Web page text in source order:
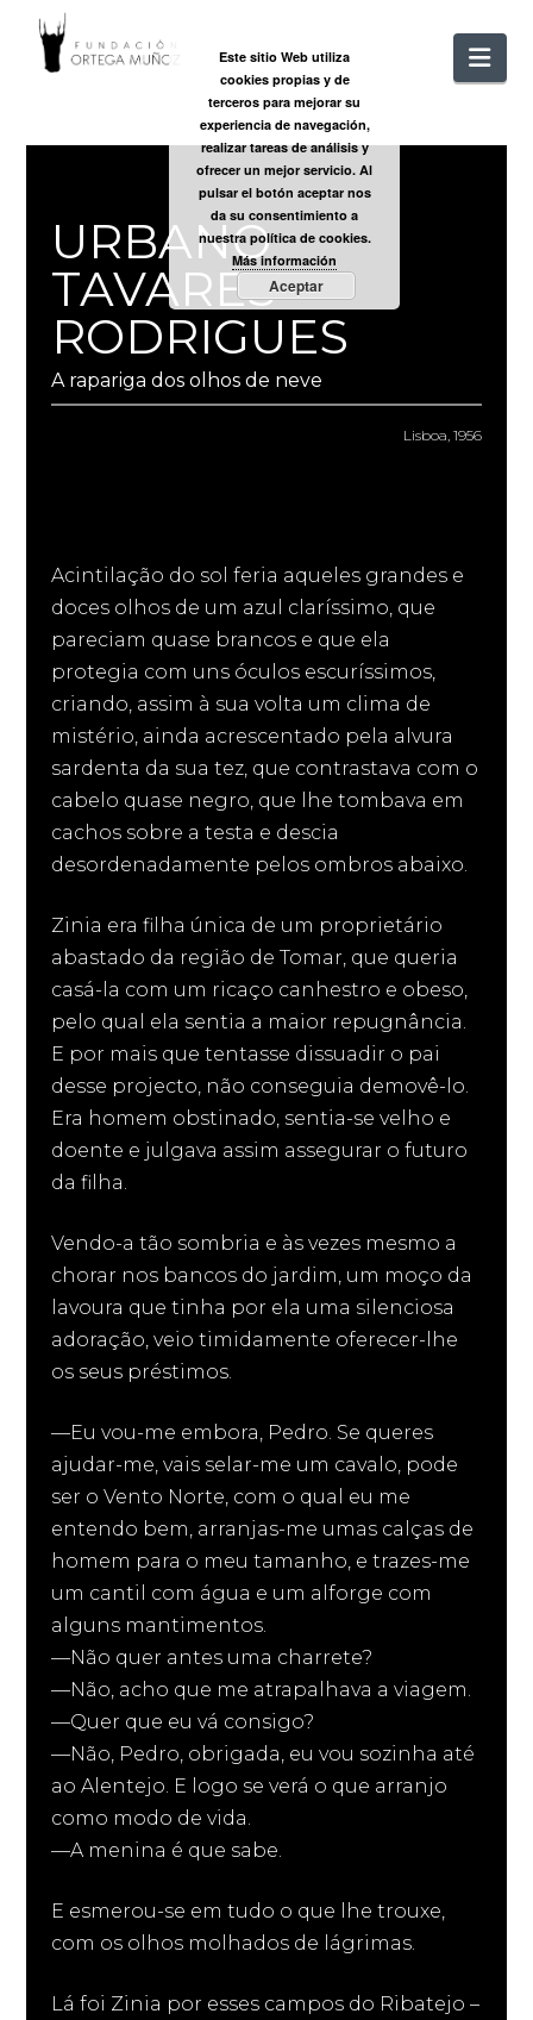
ORTEGA
MUÑOZ
URBANO
TAVARES
RODRIGUES
A rapariga dos olhos de neve
Lisboa, 1956
Acintilação do sol feria aqueles grandes e
doces olhos de um azul claríssimo, que
pareciam quase brancos e que ela
protegia com uns óculos escuríssimos,
criando, assim à sua volta um clima de
mistério, ainda acrescentado pela alvura
sardenta da sua tez, que contrastava com o
cabelo quase negro, que lhe tombava em
cachos sobre a testa e descia
desordenadamente pelos ombros abaixo.
Zinia era filha única de um proprietário
abastado da região de Tomar, que queria
casá-la com um ricaço canhestro e obeso,
pelo qual ela sentia a maior repugnância.
E por mais que tentasse dissuadir o pai
desse projecto, não conseguia demovê-lo.
Era homem obstinado, sentia-se velho e
doente e julgava assim assegurar o futuro
da filha.
Vendo-a tão sombria e às vezes mesmo a
chorar nos bancos do jardim, um moço da
lavoura que tinha por ela uma silenciosa
adoração, veio timidamente oferecer-lhe
os seus préstimos.
—Eu vou-me embora, Pedro. Se queres
ajudar-me, vais selar-me um cavalo, pode
ser o Vento Norte, com o qual eu me
entendo bem, arranjas-me umas calças de
homem para o meu tamanho, e trazes-me
um cantil com água e um alforge com
alguns mantimentos.
—Não quer antes uma charrete?
—Não, acho que me atrapalhava a viagem.
—Quer que eu vá consigo?
—Não, Pedro, obrigada, eu vou sozinha até
ao Alentejo. E logo se verá o que arranjo
como modo de vida.
—A menina é que sabe.
E esmerou-se em tudo o que lhe trouxe,
com os olhos molhados de lágrimas.
Lá foi Zinia por esses campos do Ribatejo –
Este sitio Web utiliza
cookies propias y de
terceros para mejorar su
experiencia de navegación,
realizar tareas de análisis y
ofrecer un mejor servicio. Al
pulsar el botón aceptar nos
da su consentimiento a
nuestra política de cookies.
Más información
Aceptar